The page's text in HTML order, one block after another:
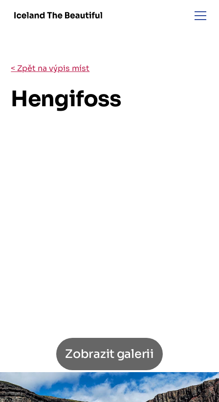
< Zpět na výpis míst
Hengifoss
Zobrazit galerii